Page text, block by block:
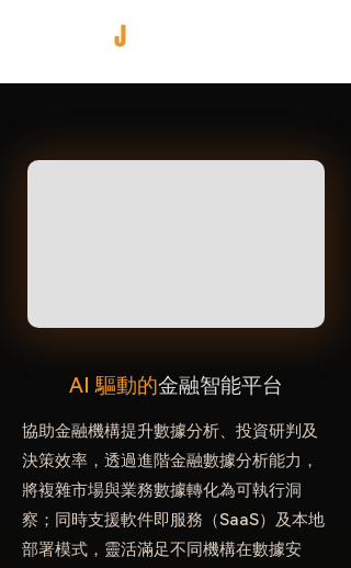
AI 驅動的金融智能平台
協助金融機構提升數據分析、投資研判及
決策效率，透過進階金融數據分析能力，
將複雜市場與業務數據轉化為可執行洞
察；同時支援軟件即服務（SaaS）及本地
部署模式，靈活滿足不同機構在數據安